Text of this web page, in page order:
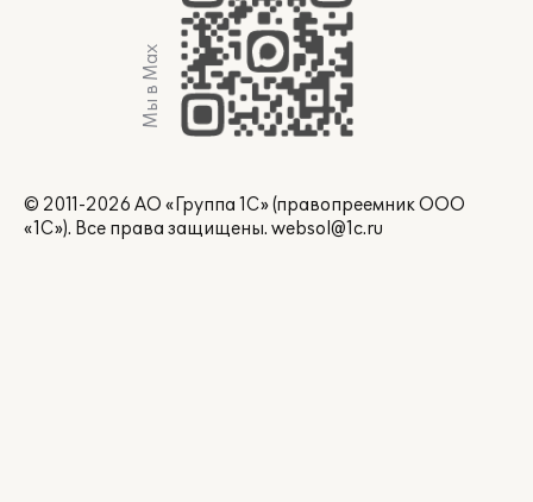
Мы в Max
© 2011-2026 АО «Группа 1С» (правопреемник ООО
«1С»). Все права защищены. websol@1c.ru